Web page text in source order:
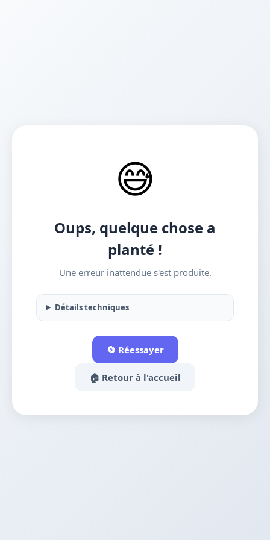
😅
Oups, quelque chose a
planté !
Une erreur inattendue s'est produite.
Détails techniques
🔄 Réessayer
🏠 Retour à l'accueil